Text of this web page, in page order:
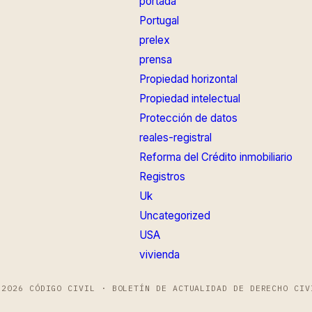
Portugal
prelex
prensa
Propiedad horizontal
Propiedad intelectual
Protección de datos
reales-registral
Reforma del Crédito inmobiliario
Registros
Uk
Uncategorized
USA
vivienda
CÓDIGO CIVIL · BOLETÍN DE ACTUALIDAD DE DERECHO